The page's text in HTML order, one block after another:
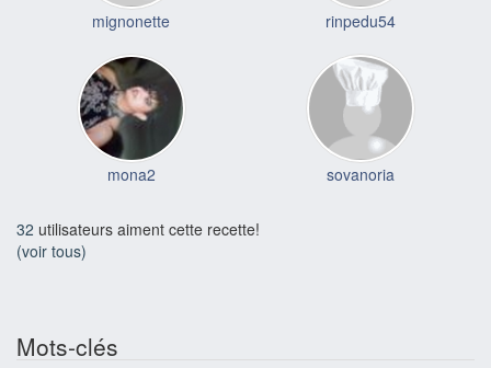
mignonette rinpedu54
mona2 sovanoria
32 utilisateurs aiment cette recette!
(voir tous)
Mots-clés